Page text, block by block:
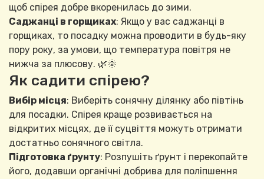
щоб спірея добре вкоренилась до зими.
Саджанці в горщиках: Якщо у вас саджанці в
горщиках, то посадку можна проводити в будь-яку
пору року, за умови, що температура повітря не
нижча за плюсову. 🌿🌞
Як садити спірею?
Вибір місця: Виберіть сонячну ділянку або півтінь
для посадки. Спірея краще розвивається на
відкритих місцях, де її суцвіття можуть отримати
достатньо сонячного світла.
Підготовка ґрунту: Розпушіть ґрунт і перекопайте
його, додавши органічні добрива для поліпшення